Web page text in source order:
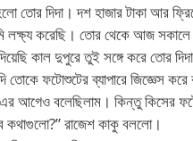
তোর দিদা। দশ হাজার টাকা আর
করেছি। তোর থেকে আজ সকালে
কাল দুপুরে তুই সঙ্গে করে তোর
তোকে ফটোশুটের ব্যাপারে জিজ্ঞেস
আগেও বলেছিলাম। কিন্তু কিসের
কথাগুলো?” রাজেশ কাকু বললো।